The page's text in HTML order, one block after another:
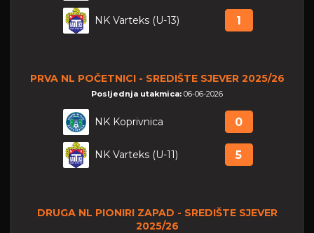
NK Varteks (U-13) 1
PRVA NL POČETNICI - SREDIŠTE SJEVER 2025/26
Posljednja utakmica: 06-06-2026
NK Koprivnica 0
NK Varteks (U-11) 5
DRUGA NL PIONIRI ZAPAD - SREDIŠTE SJEVER
2025/26